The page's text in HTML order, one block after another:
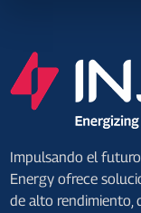
Impulsando el
Energy ofrece
de alto rendimiento,